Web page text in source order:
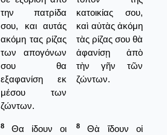
την πατρίδα
σου, και αυτάς
ακόμη τας ρίζας
των απογόνων
σου θα
εξαφανίση εκ
μέσου των
ζώντων.
κατοικίας σου,
καὶ αὐτὰς ἀκόμη
τὰς ρίζας σου θὰ
ἀφανίσῃ ἀπὸ
τὴν γῆν τῶν
ζώντων.
8
Θα ίδουν οι
8
Θὰ ἴδουν οἱ